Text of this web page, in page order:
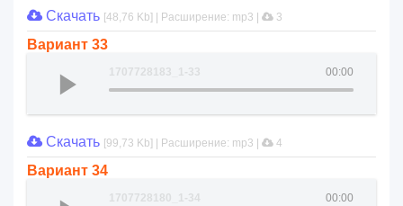
Скачать [48,76 Kb] | Расширение: mp3 | 3
Вариант 33
00:00
1707728183_1-33
Скачать [99,73 Kb] | Расширение: mp3 | 4
Вариант 34
00:00
1707728180_1-34